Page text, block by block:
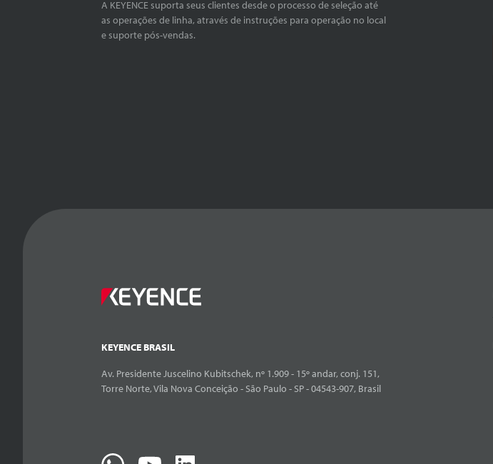
A KEYENCE suporta seus clientes desde o processo de seleção até
as operações de linha, através de instruções para operação no local
e suporte pós-vendas.
KEYENCE BRASIL
Av. Presidente Juscelino Kubitschek, nº 1.909 - 15º andar, conj. 151,
Torre Norte, Vila Nova Conceição - São Paulo - SP - 04543-907, Brasil